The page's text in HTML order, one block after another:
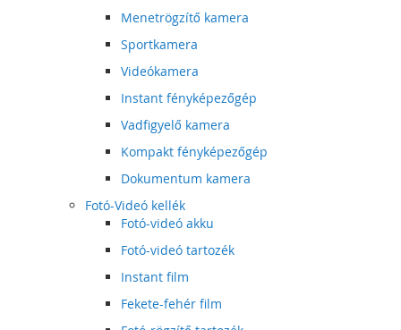
Menetrögzítő kamera
Sportkamera
Videókamera
Instant fényképezőgép
Vadfigyelő kamera
Kompakt fényképezőgép
Dokumentum kamera
Fotó-Videó kellék
Fotó-videó akku
Fotó-videó tartozék
Instant film
Fekete-fehér film